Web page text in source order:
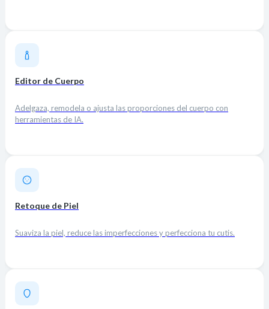
Editor de Cuerpo
Adelgaza, remodela o ajusta las proporciones del cuerpo con
herramientas de IA.
Retoque de Piel
Suaviza la piel, reduce las imperfecciones y perfecciona tu cutis.